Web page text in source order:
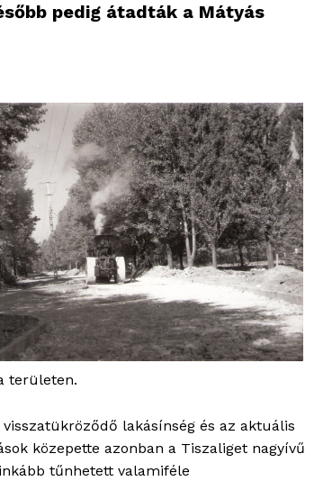
pedig átadták a Mátyás
területen.
lakásínség és az aktuális
közepette azonban a Tiszaliget nagyívű
tűnhetett valamiféle